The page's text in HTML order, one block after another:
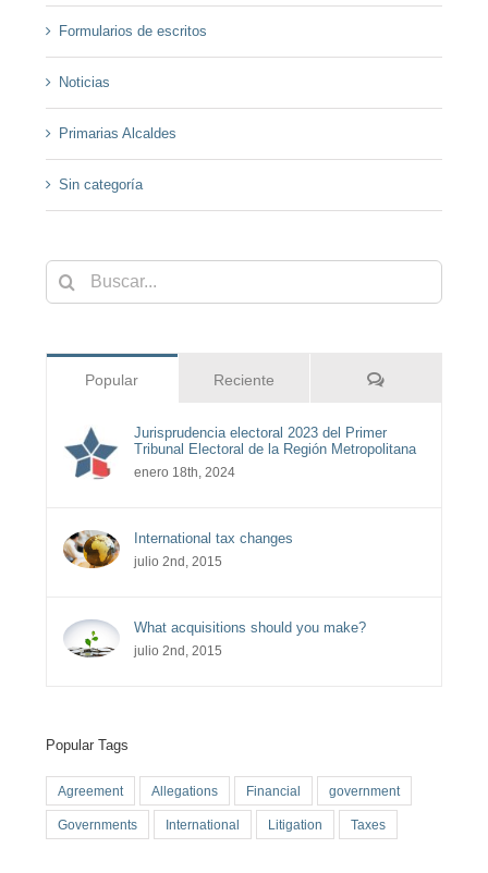
Formularios de escritos
Noticias
Primarias Alcaldes
Sin categoría
Buscar:
Popular Reciente Comentarios
Jurisprudencia electoral 2023 del Primer
Tribunal Electoral de la Región Metropolitana
enero 18th, 2024
International tax changes
julio 2nd, 2015
What acquisitions should you make?
julio 2nd, 2015
Popular Tags
Agreement Allegations Financial government
Governments International Litigation Taxes